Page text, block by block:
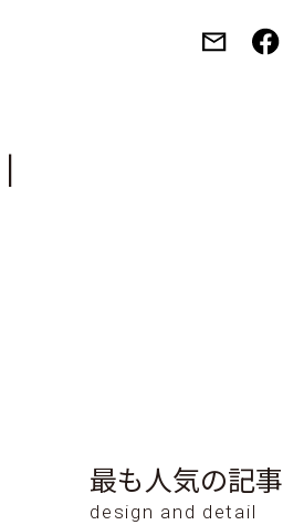
最も人気の記事
design and detail